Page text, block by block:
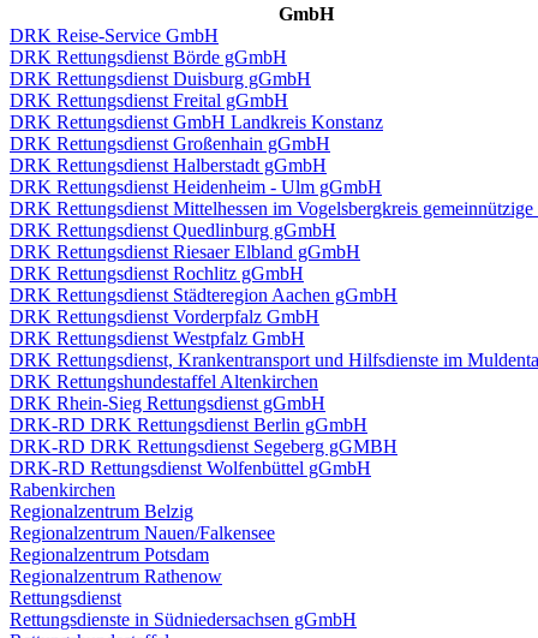
GmbH
DRK Reise-Service GmbH
DRK Rettungsdienst Börde gGmbH
DRK Rettungsdienst Duisburg gGmbH
DRK Rettungsdienst Freital gGmbH
DRK Rettungsdienst GmbH Landkreis Konstanz
DRK Rettungsdienst Großenhain gGmbH
DRK Rettungsdienst Halberstadt gGmbH
DRK Rettungsdienst Heidenheim - Ulm gGmbH
DRK Rettungsdienst Mittelhessen im Vogelsbergkreis
DRK Rettungsdienst Quedlinburg gGmbH
DRK Rettungsdienst Riesaer Elbland gGmbH
DRK Rettungsdienst Rochlitz gGmbH
DRK Rettungsdienst Städteregion Aachen gGmbH
DRK Rettungsdienst Vorderpfalz GmbH
DRK Rettungsdienst Westpfalz GmbH
DRK Rettungsdienst, Krankentransport und Hilfsdienste im
DRK Rettungshundestaffel Altenkirchen
DRK Rhein-Sieg Rettungsdienst gGmbH
DRK-RD DRK Rettungsdienst Berlin gGmbH
DRK-RD DRK Rettungsdienst Segeberg gGMBH
DRK-RD Rettungsdienst Wolfenbüttel gGmbH
Rabenkirchen
Regionalzentrum Belzig
Regionalzentrum Nauen/Falkensee
Regionalzentrum Potsdam
Regionalzentrum Rathenow
Rettungsdienst
Rettungsdienste in Südniedersachsen gGmbH